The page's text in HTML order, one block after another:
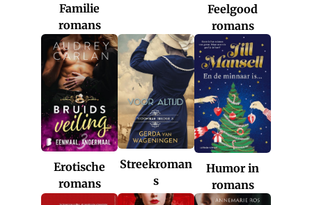
Familie
romans
Feelgood
romans
Erotische
romans
Streekroman
s
Humor in
romans